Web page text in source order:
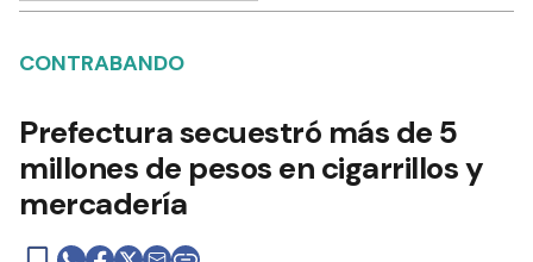
CONTRABANDO
Prefectura secuestró más de 5
millones de pesos en cigarrillos y
mercadería